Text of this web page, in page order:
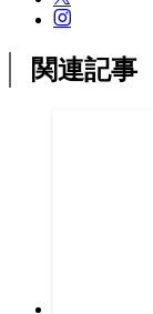
関連記事